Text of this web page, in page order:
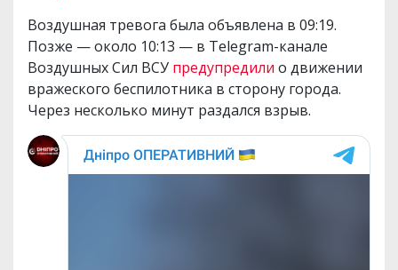
Воздушная тревога была объявлена в 09:19.
Позже — около 10:13 — в Telegram-канале
Воздушных Сил ВСУ предупредили о движении
вражеского беспилотника в сторону города.
Через несколько минут раздался взрыв.